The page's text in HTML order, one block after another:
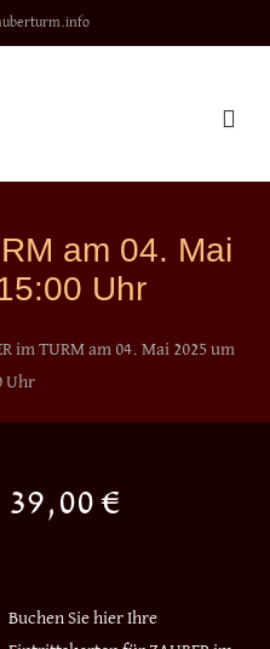
am 04. Mai
Uhr
im TURM am 04. Mai 2025 um
Uhr
39,00€
Buchen Sie hier Ihre